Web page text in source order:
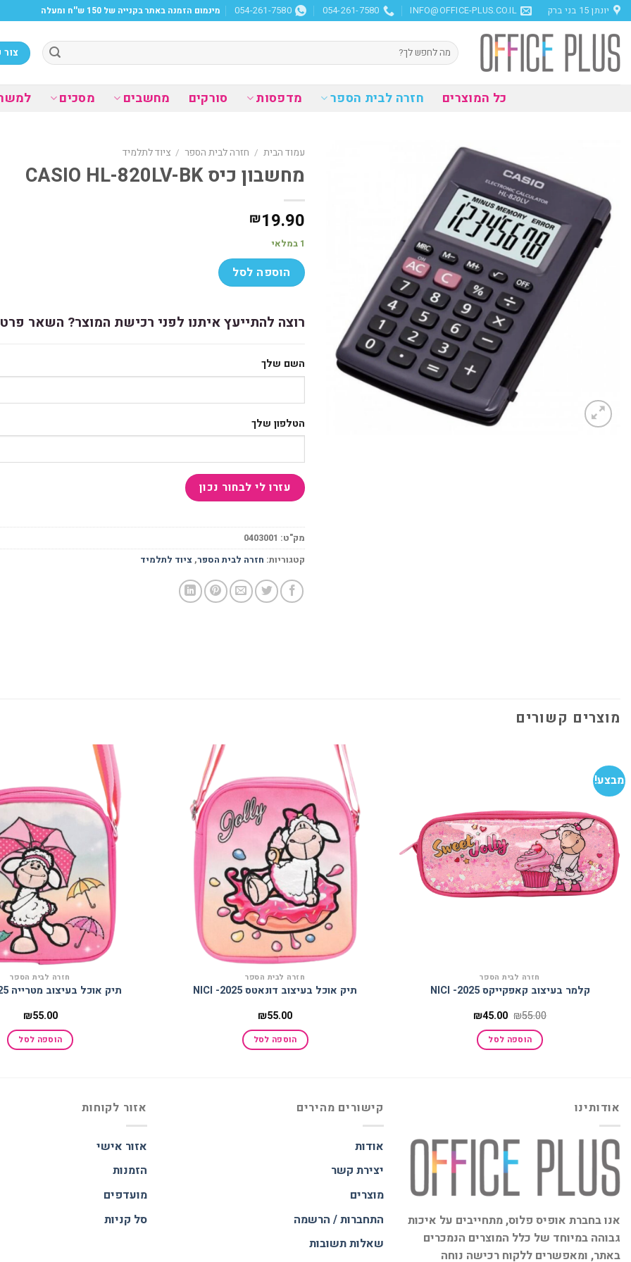
Skip
to
content
יונתן 15 בני ברק INFO@OFFICE-PLUS.CO.IL
054-261-7580
054-261-7580 מינמום הזמנה באתר בקנייה של 150 ש''ח ומעלה
חיפוש
עבור:
כל המוצרים חזרה לבית הספר מדפסות סורקים מחשבים מסכים
עמוד הבית / חזרה לבית הספר / ציוד לתלמיד
מחשבון כיס CASIO HL-820LV-BK
₪19.90
1 במלאי
הוספה לסל
רוצה להתייעץ איתנו לפני רכישת המוצר? השאר
השם שלך
הטלפון שלך
מק"ט: 0403001
קטגוריות: חזרה לבית הספר,ציוד לתלמיד
מוצרים קשורים
מבצע!
חזרה לבית הספר
קלמר בעיצוב קאפקייקס 2025- NICI
₪55.00 המחיר
היה:
₪55.00.
₪45.00 המחיר
הוספה לסל
למועדפים
חזרה לבית הספר
תיק אוכל בעיצוב דונאטס 2025- NICI
₪55.00
הוספה לסל
חזרה לבית הספר
תיק אוכל בעיצוב מטרייה 2025- NICI
₪55.00
הוספה לסל
אודותינו
אנו בחברת אופיס פלוס, מתחייבים על איכות
גבוהה במיוחד של כלל המוצרים הנמכרים
באתר, ומאפשרים ללקוח רכישה נוחה
קישורים מהירים
אודות
יצירת קשר
מוצרים
התחברות / הרשמה
שאלות תשובות
אזור לקוחות
אזור אישי
הזמנות
מועדפים
סל קניות